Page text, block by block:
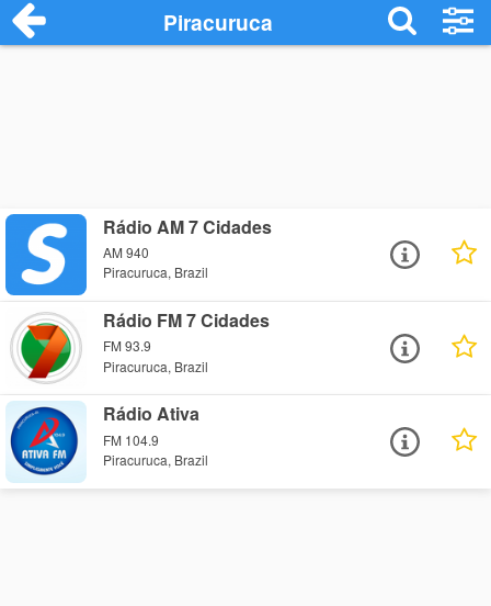
Piracuruca
Rádio AM 7 Cidades
AM 940
Piracuruca, Brazil
Rádio FM 7 Cidades
FM 93.9
Piracuruca, Brazil
Rádio Ativa
FM 104.9
Piracuruca, Brazil